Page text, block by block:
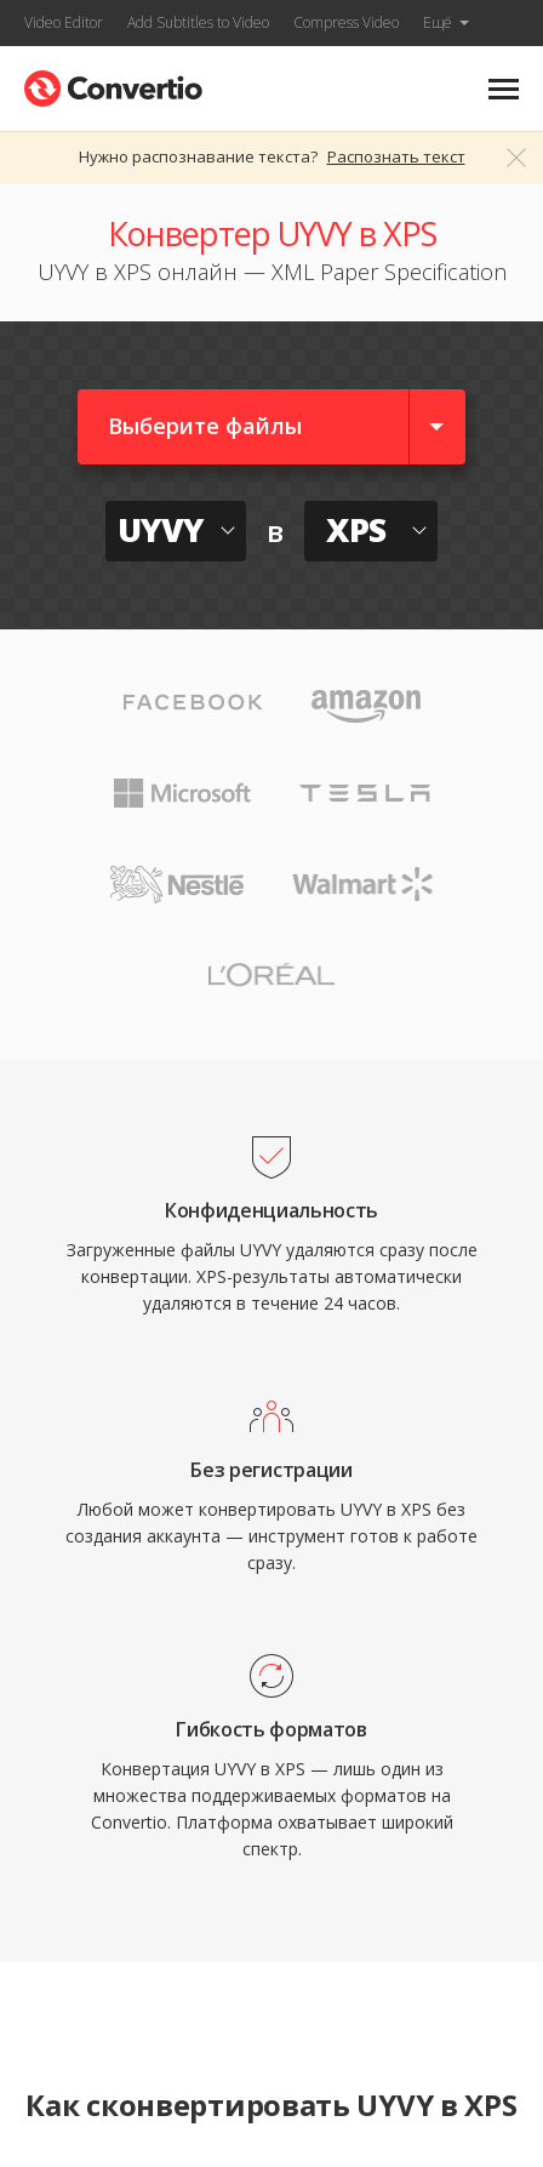
Video Editor Add Subtitles to Video Compress Video Ещё
Нужно распознавание текста? Распознать текст
Конвертер UYVY в XPS
UYVY в XPS онлайн — XML Paper Specification
Выберите файлы
UYVY в XPS
Конфиденциальность
Загруженные файлы UYVY удаляются сразу после
конвертации. XPS-результаты автоматически
удаляются в течение 24 часов.
Без регистрации
Любой может конвертировать UYVY в XPS без
создания аккаунта — инструмент готов к работе
сразу.
Гибкость форматов
Конвертация UYVY в XPS — лишь один из
множества поддерживаемых форматов на
Convertio. Платформа охватывает широкий
спектр.
Как сконвертировать UYVY в XPS